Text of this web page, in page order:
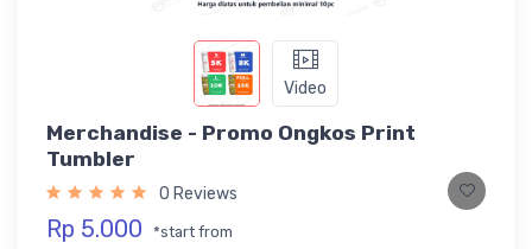
Video
Merchandise - Promo Ongkos Print
Tumbler
0 Reviews
Rp 5.000 *start from